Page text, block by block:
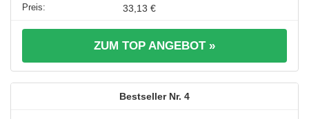
33,13 €
ZUM TOP ANGEBOT »
4